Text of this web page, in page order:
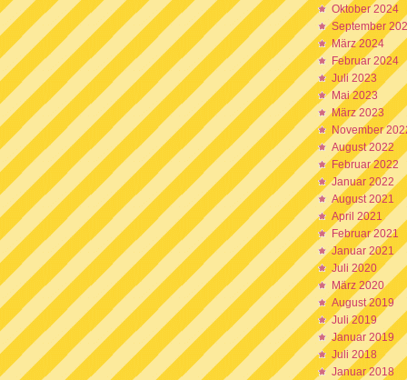
Oktober 2024
September
März 2024
Februar 2024
Juli 2023
Mai 2023
März 2023
November
August 2022
Februar 2022
Januar 2022
August 2021
April 2021
Februar 2021
Januar 2021
Juli 2020
März 2020
August 2019
Juli 2019
Januar 2019
Juli 2018
Januar 2018